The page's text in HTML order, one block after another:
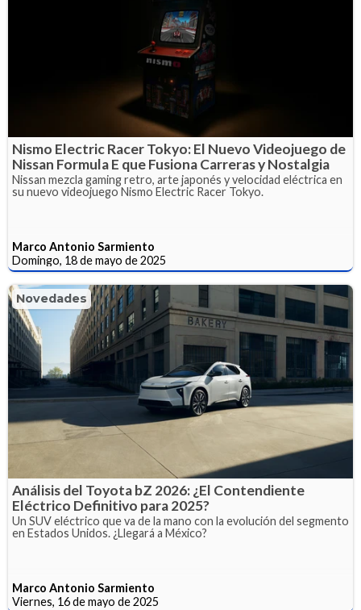
Nismo Electric Racer Tokyo: El Nuevo Videojuego de
Nissan Formula E que Fusiona Carreras y Nostalgia
Nissan mezcla gaming retro, arte japonés y velocidad eléctrica en
su nuevo videojuego Nismo Electric Racer Tokyo.
Marco Antonio Sarmiento
Domingo, 18 de mayo de 2025
Novedades
Análisis del Toyota bZ 2026: ¿El Contendiente
Eléctrico Definitivo para 2025?
Un SUV eléctrico que va de la mano con la evolución del segmento
en Estados Unidos. ¿Llegará a México?
Marco Antonio Sarmiento
Viernes, 16 de mayo de 2025